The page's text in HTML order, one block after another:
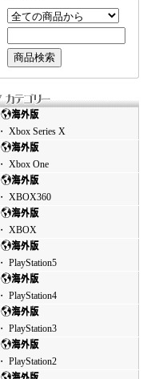
・ Xbox Series X
・ Xbox One
・ XBOX360
・ XBOX
・ PlayStation5
・ PlayStation4
・ PlayStation3
・ PlayStation2